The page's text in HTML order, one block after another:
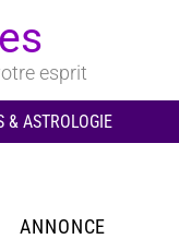
esprit
& ASTROLOGIE
ANNONCE